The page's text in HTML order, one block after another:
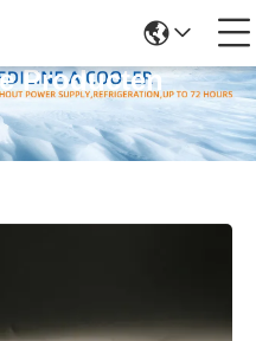
Producten